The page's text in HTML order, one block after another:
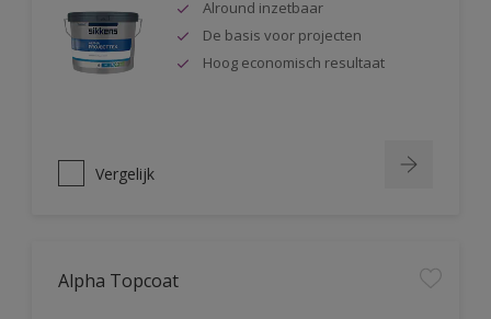
Alround inzetbaar
De basis voor projecten
Hoog economisch resultaat
Vergelijk
Alpha Topcoat